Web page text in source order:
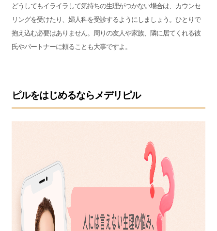
どうしてもイライラして気持ちの生理がつかない場合は、カウンセ
リングを受けたり、婦人科を受診するようにしましょう。ひとりで
抱え込む必要はありません。周りの友人や家族、隣に居てくれる彼
氏やパートナーに頼ることも大事ですよ。
ピルをはじめるならメデリピル